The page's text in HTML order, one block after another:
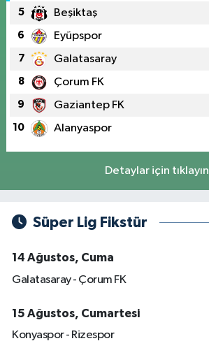
5 Beşiktaş
6 Eyüpspor
7 Galatasaray
8 Çorum FK
9 Gaziantep FK
10 Alanyaspor
Detaylar için tıklayın
Süper Lig Fikstür
14 Ağustos, Cuma
Galatasaray - Çorum FK
15 Ağustos, Cumartesi
Konyaspor - Rizespor